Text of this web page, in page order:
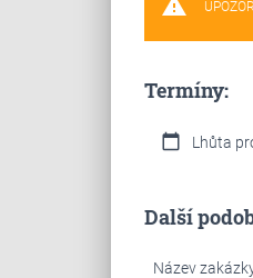
warning
Termíny:
calendar_today Lhůta
Další
Název